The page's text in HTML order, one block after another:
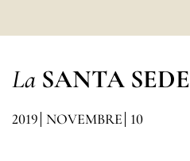
La SANTA SEDE
2019 NOVEMBRE 10